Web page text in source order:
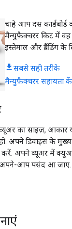
चाहे आप दस
मैन्युफ़ैक्चरर किट में वह
इस्तेमाल और ब्रैंडिंग के
सबसे सही तरीके
मैन्युफ़ैक्चरर सहायता
का साइज़, आकार या
अपने डिवाइस के
करें. अपने व्यूअर में
आप पसंद आ जाए.